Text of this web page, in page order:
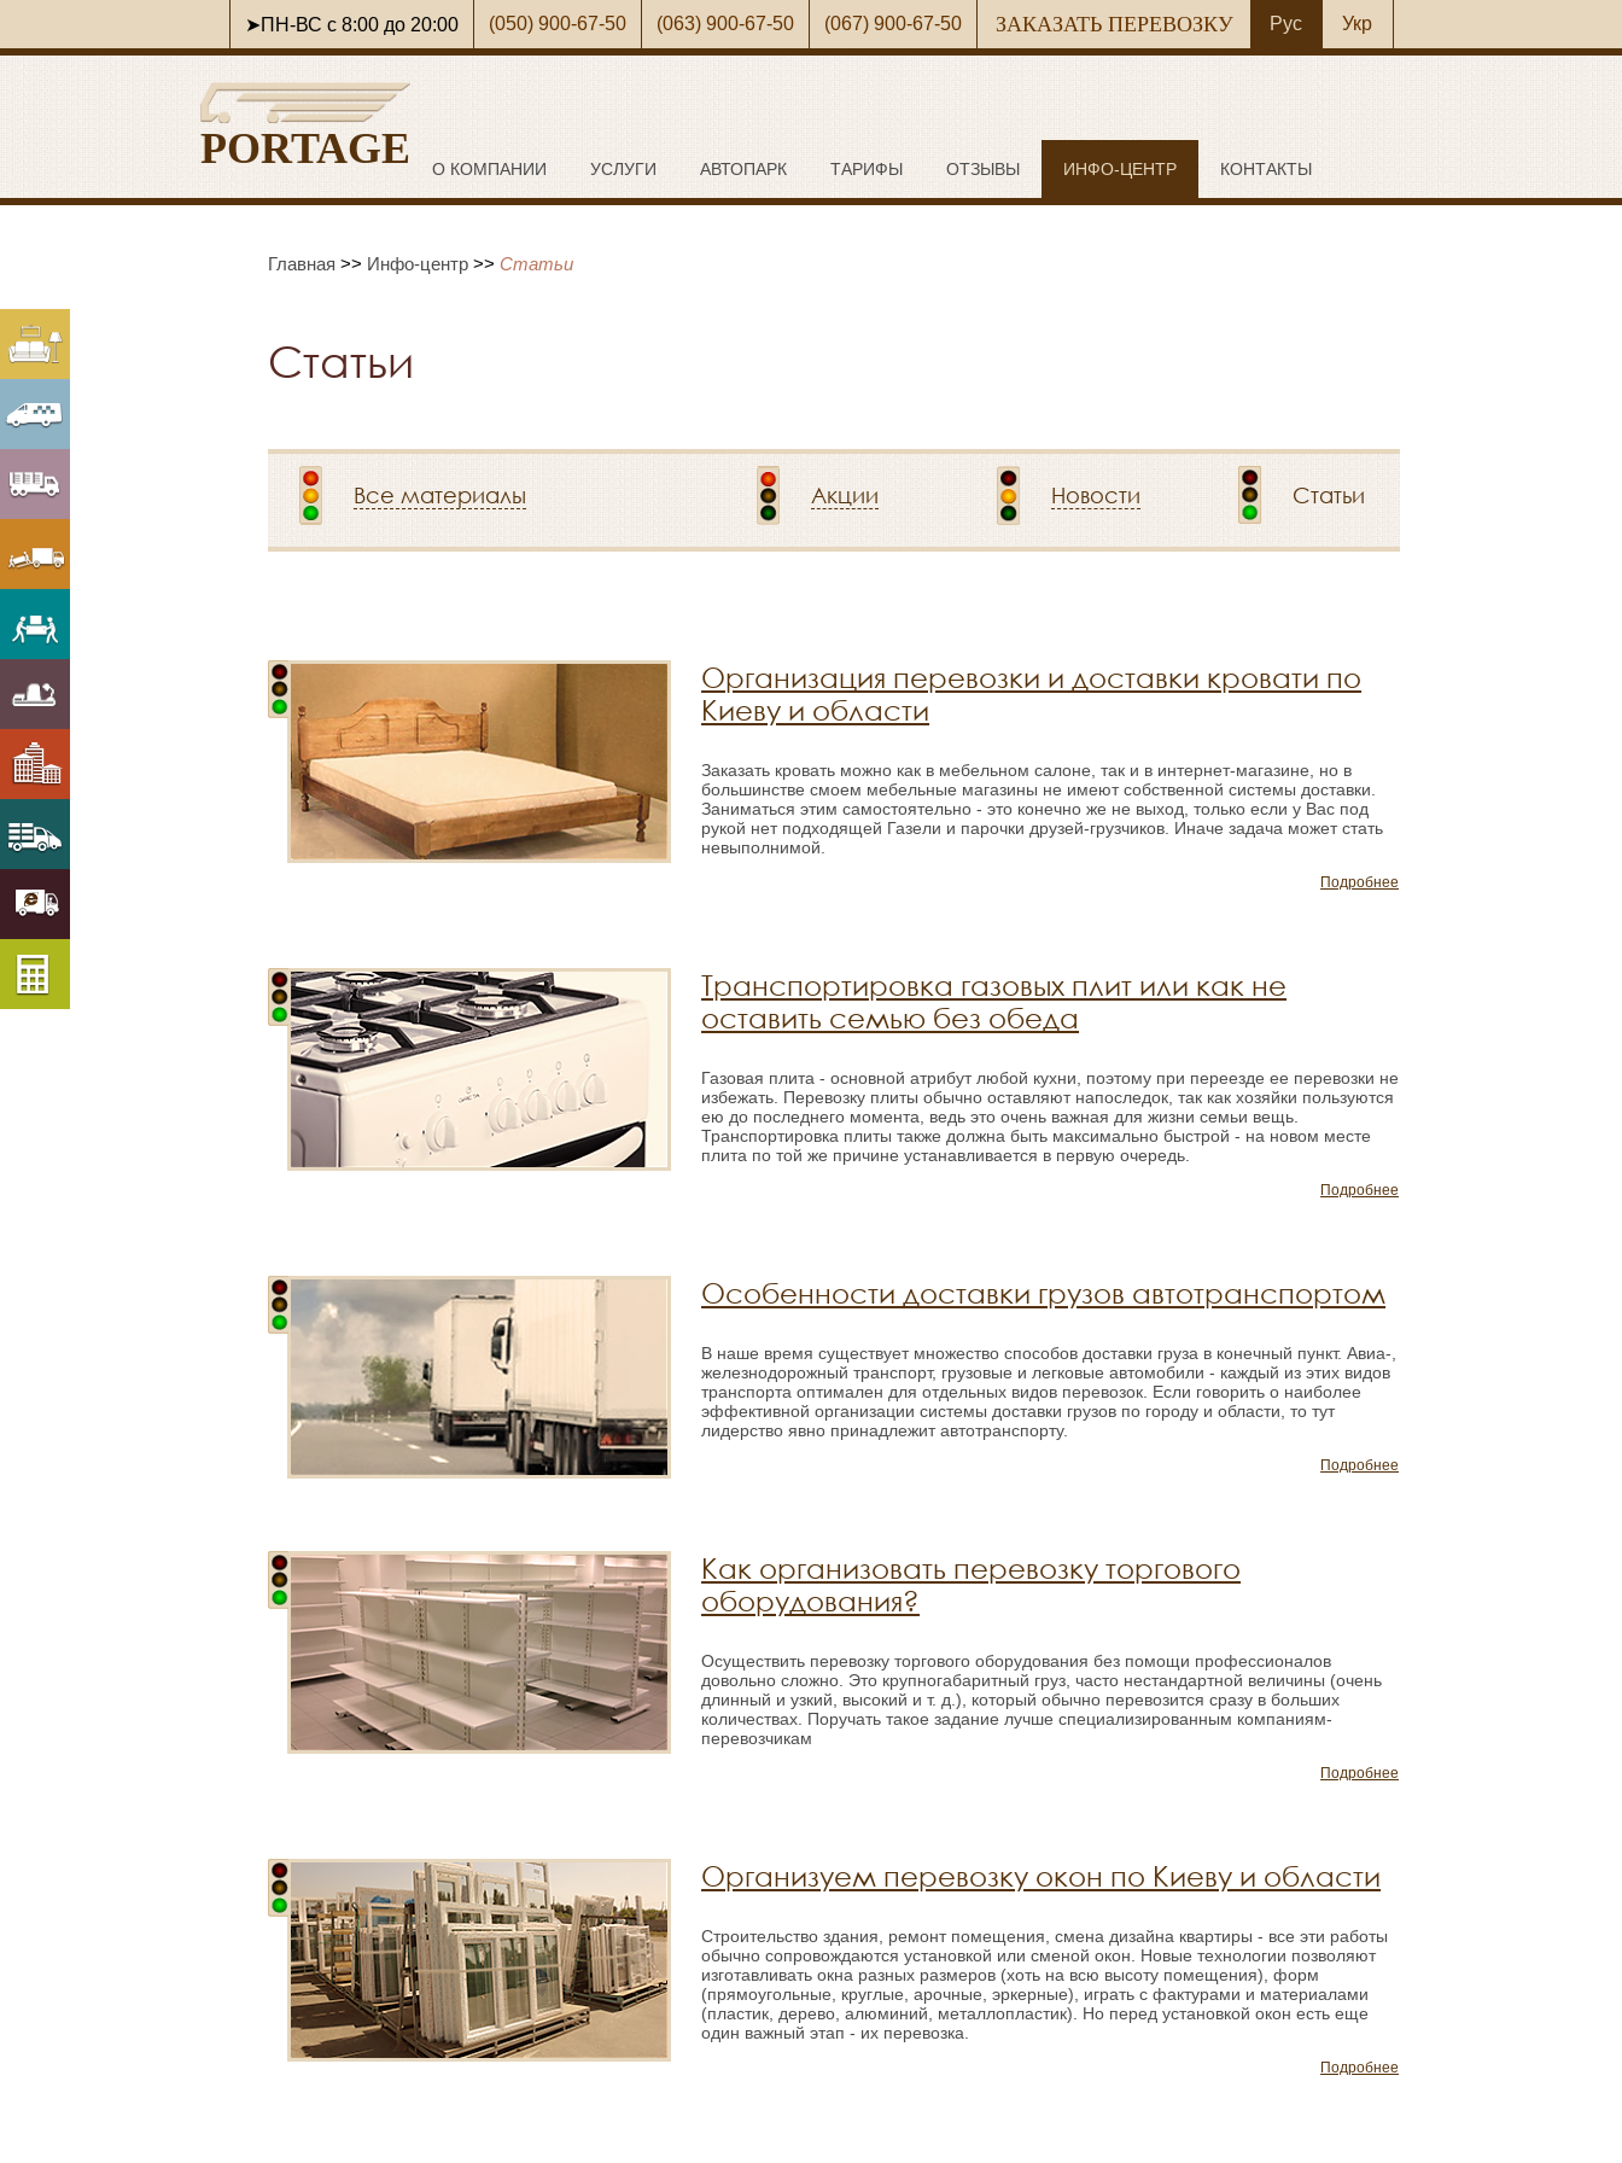
PORTAGE О КОМПАНИИ УСЛУГИ АВТОПАРК ТАРИФЫ ОТЗЫВЫ ИНФО-ЦЕНТР КОНТАКТЫ
➤ПН-ВС с 8:00 до 20:00 (050) 900-67-50 (063) 900-67-50 (067) 900-67-50 ЗАКАЗАТЬ ПЕРЕВОЗКУ Рус Укр
Главная >> Инфо-центр >>Статьи
Статьи
Все материалы Акции Новости Статьи
Организация перевозки и доставки кровати по
Киеву и области
Заказать кровать можно как в мебельном салоне, так и в интернет-магазине, но в
большинстве смоем мебельные магазины не имеют собственной системы доставки.
Заниматься этим самостоятельно - это конечно же не выход, только если у Вас под
рукой нет подходящей Газели и парочки друзей-грузчиков. Иначе задача может стать
невыполнимой.
Подробнее
Транспортировка газовых плит или как не
оставить семью без обеда
Газовая плита - основной атрибут любой кухни, поэтому при переезде ее перевозки не
избежать. Перевозку плиты обычно оставляют напоследок, так как хозяйки пользуются
ею до последнего момента, ведь это очень важная для жизни семьи вещь.
Транспортировка плиты также должна быть максимально быстрой - на новом месте
плита по той же причине устанавливается в первую очередь.
Подробнее
Особенности доставки грузов автотранспортом
В наше время существует множество способов доставки груза в конечный пункт. Авиа-,
железнодорожный транспорт, грузовые и легковые автомобили - каждый из этих видов
транспорта оптимален для отдельных видов перевозок. Если говорить о наиболее
эффективной организации системы доставки грузов по городу и области, то тут
лидерство явно принадлежит автотранспорту.
Подробнее
Как организовать перевозку торгового
оборудования?
Осуществить перевозку торгового оборудования без помощи профессионалов
довольно сложно. Это крупногабаритный груз, часто нестандартной величины (очень
длинный и узкий, высокий и т. д.), который обычно перевозится сразу в больших
количествах. Поручать такое задание лучше специализированным компаниям-
перевозчикам
Подробнее
Организуем перевозку окон по Киеву и области
Строительство здания, ремонт помещения, смена дизайна квартиры - все эти работы
обычно сопровождаются установкой или сменой окон. Новые технологии позволяют
изготавливать окна разных размеров (хоть на всю высоту помещения), форм
(прямоугольные, круглые, арочные, эркерные), играть с фактурами и материалами
(пластик, дерево, алюминий, металлопластик). Но перед установкой окон есть еще
один важный этап - их перевозка.
Подробнее